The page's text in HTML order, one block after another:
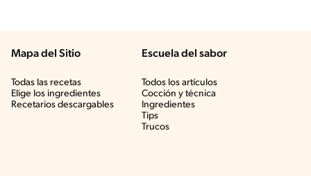
Mapa del Sitio
Todas las recetas
Elige los ingredientes
Recetarios descargables
Escuela del sabor
Todos los artículos
Cocción y técnica
Ingredientes
Tips
Trucos